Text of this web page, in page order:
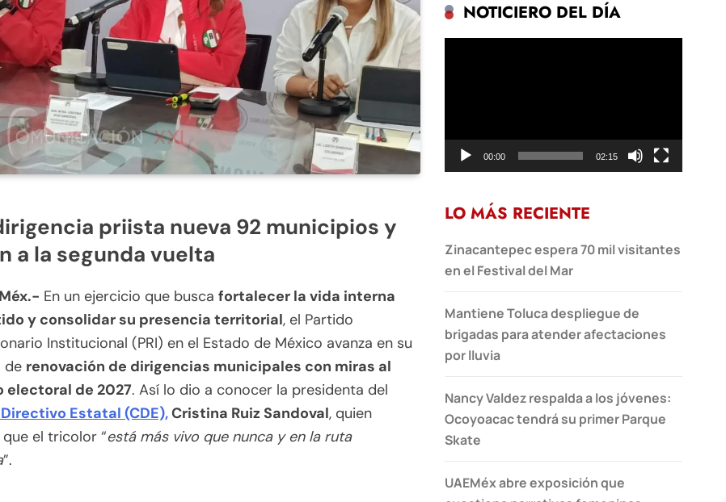
priista nueva 92 municipios y
a la segunda vuelta
En un ejercicio que busca fortalecer la vida interna
y consolidar su presencia territorial, el Partido
Institucional (PRI) en el Estado de México avanza en su
de renovación de dirigencias municipales con miras al
electoral de 2027. Así lo dio a conocer la presidenta del
Estatal (CDE),Cristina Ruiz Sandoval, quien
el tricolor “está más vivo que nunca y en la ruta
”.
NOTICIERO DEL DÍA
00:00 02:15
LO MÁS RECIENTE
Zinacantepec espera 70 mil visitantes
en el Festival del Mar
Mantiene Toluca despliegue de
brigadas para atender afectaciones
por lluvia
Nancy Valdez respalda a los jóvenes:
Ocoyoacac tendrá su primer Parque
Skate
UAEMéx abre exposición que